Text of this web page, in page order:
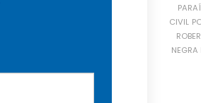
CIVIL
NEGRA